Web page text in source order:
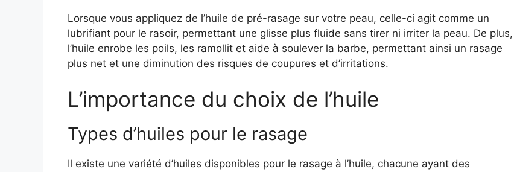
Lorsque vous appliquez de l’huile de pré-rasage sur votre peau, celle-ci agit comme un
lubrifiant pour le rasoir, permettant une glisse plus fluide sans tirer ni irriter la peau. De plus,
l’huile enrobe les poils, les ramollit et aide à soulever la barbe, permettant ainsi un rasage
plus net et une diminution des risques de coupures et d’irritations.
L’importance du choix de l’huile
Types d’huiles pour le rasage
Il existe une variété d’huiles disponibles pour le rasage à l’huile, chacune ayant des